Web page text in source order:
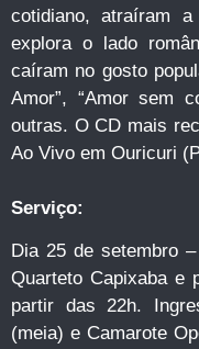
cotidiano, atraíram
explora o lado
caíram no gosto
Amor”, “Amor sem
outras. O CD mais
Ao Vivo em Ouricuri
Serviço:
Dia 25 de setembro
Quarteto Capixaba e
partir das 22h.
(meia) e Camarote